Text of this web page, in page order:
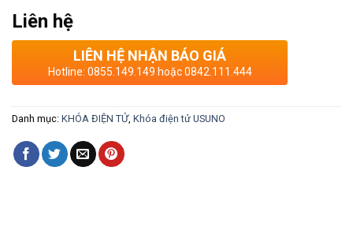
Liên hệ
LIÊN HỆ NHẬN BÁO GIÁ
Hotline: 0855.149.149 hoặc 0842.111.444
Danh mục: KHÓA ĐIỆN TỬ, Khóa điện tử USUNO